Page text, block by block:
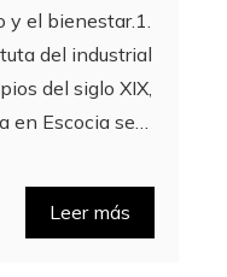
el bienestar.1.
del industrial
del siglo XIX,
Escocia se…
Leer más